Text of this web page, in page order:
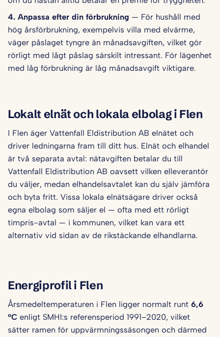
4. Anpassa efter din förbrukning — För hushåll med
hög årsförbrukning, exempelvis villa med elvärme,
väger påslaget tyngre än månadsavgiften, vilket gör
rörligt med lågt påslag särskilt intressant. För lägenhet
med låg förbrukning är låg månadsavgift viktigare.
Lokalt elnät och lokala elbolag i Flen
I Flen äger Vattenfall Eldistribution AB elnätet och
driver ledningarna fram till ditt hus. Elnät och elhandel
är två separata avtal: nätavgiften betalar du till
Vattenfall Eldistribution AB oavsett vilken elleverantör
du väljer, medan elhandelsavtalet kan du själv jämföra
och byta fritt. Vissa lokala elnätsägare driver också
egna elbolag som säljer el — ofta med ett rörligt
timpris-avtal — i kommunen, vilket kan vara ett
alternativ vid sidan av de rikstäckande elhandlarna.
Energiprofil i Flen
Årsmedeltemperaturen i Flen ligger normalt runt 6,6
°C enligt SMHI:s referensperiod 1991–2020, vilket
sätter ramen för uppvärmningssäsongen och därmed